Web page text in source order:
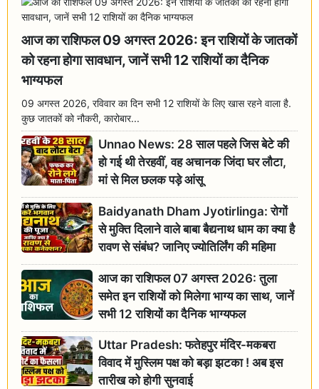
आज का राशिफल 09 अगस्त 2026: इन राशियों के जातकों
को रहना होगा सावधान, जानें सभी 12 राशियों का दैनिक
भाग्यफल
09 अगस्त 2026, रविवार का दिन सभी 12 राशियों के लिए खास रहने वाला है.
कुछ जातकों को नौकरी, कारोबार...
Unnao News: 28 साल पहले जिस बेटे की
हो गई थी तेरहवीं, वह अचानक जिंदा घर लौटा,
मां से मिल छलक पड़े आंसू
Baidyanath Dham Jyotirlinga: रोगों
से मुक्ति दिलाने वाले बाबा बैद्यनाथ धाम का क्या है
रावण से संबंध? जानिए ज्योतिर्लिंग की महिमा
आज का राशिफल 07 अगस्त 2026: तुला
समेत इन राशियों को मिलेगा भाग्य का साथ, जानें
सभी 12 राशियों का दैनिक भाग्यफल
Uttar Pradesh: फतेहपुर मंदिर-मकबरा
विवाद में मुस्लिम पक्ष को बड़ा झटका ! अब इस
तारीख को होगी सुनवाई